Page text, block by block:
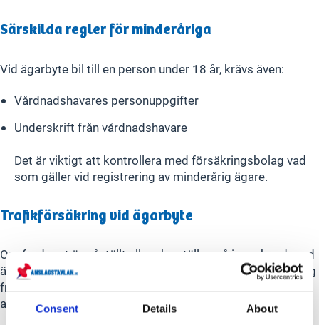
Consent Details About
Särskilda regler för minderåriga
Vid ägarbyte bil till en person under 18 år, krävs även:
Vårdnadshavares personuppgifter
Underskrift från vårdnadshavare
Det är viktigt att kontrollera med försäkringsbolag vad
som gäller vid registrering av minderårig ägare.
Trafikförsäkring vid ägarbyte
Om fordonet är påställt eller ska ställas på i samband med
ägarbytet, måste den nya ägaren teckna en trafikförsäkring
från och med ägarbytesdatumet. Säljarens försäkring
avslutas automatiskt när ägarbytet registreras.